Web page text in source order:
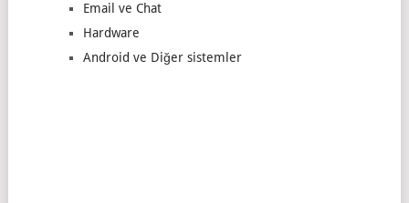
Email ve Chat
Hardware
Android ve Diğer sistemler